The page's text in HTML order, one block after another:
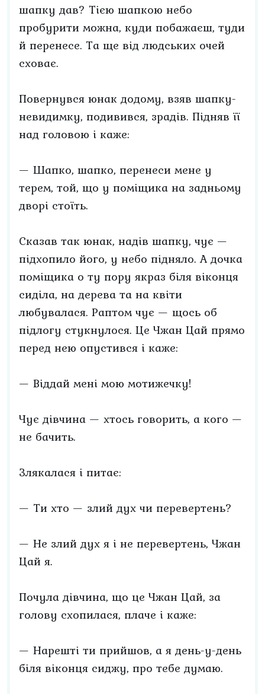
шапку дав? Тією шапкою небо
пробурити можна, куди побажаєш, туди
й перенесе. Та ще від людських очей
сховає.
Повернувся юнак додому, взяв шапку-
невидимку, подивився, зрадів. Підняв її
над головою і каже:
— Шапко, шапко, перенеси мене у
терем, той, що у поміщика на задньому
дворі стоїть.
Сказав так юнак, надів шапку, чує —
підхопило його, у небо підняло. А дочка
поміщика о ту пору якраз біля віконця
сиділа, на дерева та на квіти
любувалася. Раптом чує — щось об
підлогу стукнулося. Це Чжан Цай прямо
перед нею опустився і каже:
— Віддай мені мою мотижечку!
Чує дівчина — хтось говорить, а кого —
не бачить.
Злякалася і питає:
— Ти хто — злий дух чи перевертень?
— Не злий дух я і не перевертень, Чжан
Цай я.
Почула дівчина, що це Чжан Цай, за
голову схопилася, плаче і каже:
— Нарешті ти прийшов, а я день-у-день
біля віконця сиджу, про тебе думаю.